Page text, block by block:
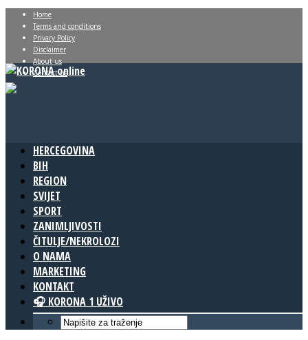
Home
Terms and conditions
Privacy Policy
Disclaimer
About us
Contact us
HERCEGOVINA
BIH
REGION
SVIJET
SPORT
ZANIMLJIVOSTI
ČITULJE/NEKROLOZI
O NAMA
MARKETING
KONTAKT
🎧 KORONA 1 UŽIVO